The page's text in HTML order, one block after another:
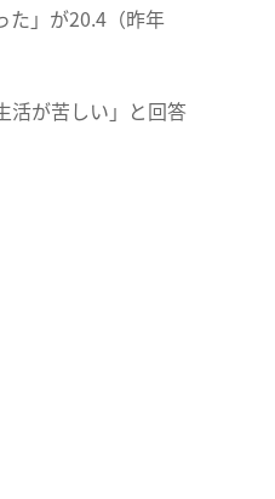
た」が20.4（昨年
活が苦しい」と回答